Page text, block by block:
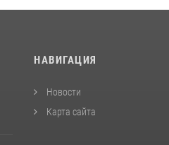
НАВИГАЦИЯ
Новости
Карта сайта